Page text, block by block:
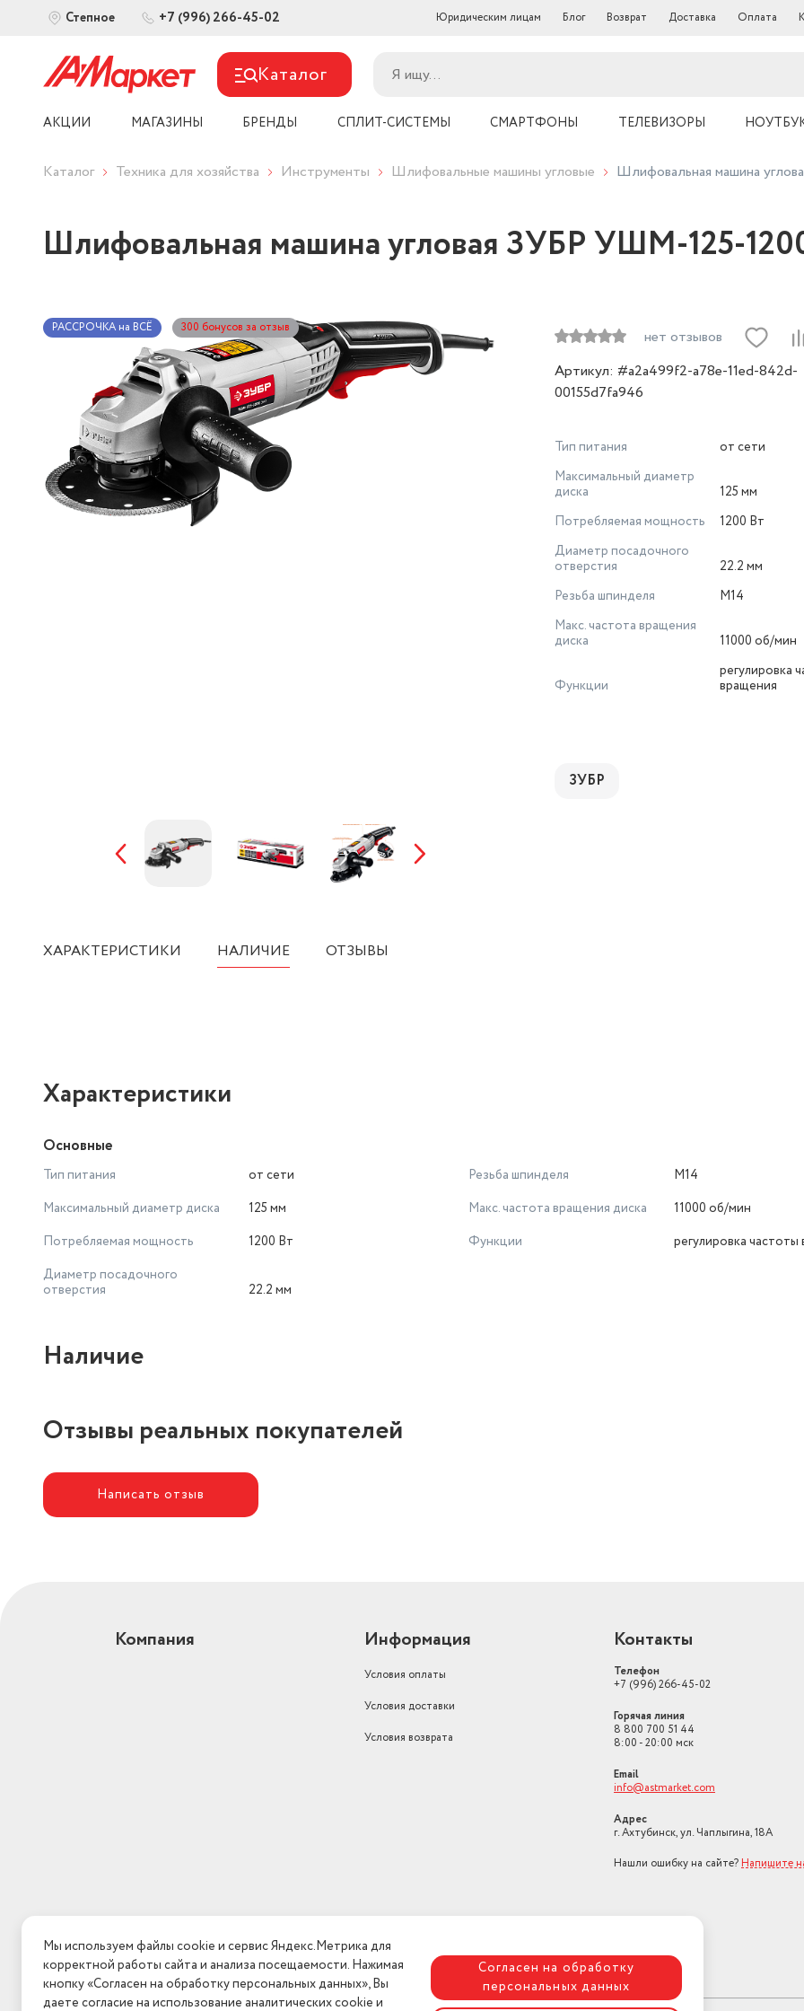
Степное +7 (996) 266-45-02 Юридическим лицам Блог Возврат Доставка Оплата
Каталог
АКЦИИ МАГАЗИНЫ БРЕНДЫ СПЛИТ-СИСТЕМЫ СМАРТФОНЫ ТЕЛЕВИЗОРЫ
Каталог Техника для хозяйства Инструменты Шлифовальные машины угловые Шлифовальная машина
Шлифовальная машина угловая ЗУБР УШМ-125-
РАССРОЧКА на ВСЁ 300 бонусов за отзыв
нет отзывов
Артикул: #a2a499f2-a78e-11ed-842d-
00155d7fa946
Тип питания
от сети
Максимальный диаметр
диска
125 мм
Потребляемая мощность
1200 Вт
Диаметр посадочного
отверстия
22.2 мм
Резьба шпинделя
M14
Макс. частота вращения
диска
11000 об/мин
Функции
регулировка
вращения
ЗУБР
ХАРАКТЕРИСТИКИ НАЛИЧИЕ ОТЗЫВЫ
Характеристики
Основные
Тип питания
от сети
Максимальный диаметр диска
125 мм
Потребляемая мощность
1200 Вт
Диаметр посадочного
отверстия
22.2 мм
Резьба шпинделя
M14
Макс. частота вращения диска
11000 об/мин
Функции
регулировка
Наличие
Отзывы реальных покупателей
Написать отзыв
Компания Информация
Условия оплаты
Условия доставки
Условия возврата
Контакты
Телефон
+7 (996) 266-45-02
Горячая линия
8 800 700 51 44
8:00 - 20:00 мск
Email
info@astmarket.com
Адрес
г. Ахтубинск, ул. Чаплыгина, 18А
Нашли ошибку на сайте? Напишите
Мы используем файлы cookie и сервис Яндекс.Метрика для
корректной работы сайта и анализа посещаемости. Нажимая
кнопку «Согласен на обработку персональных данных», Вы
даете согласие на использование аналитических cookie и
Согласен на обработку
персональных данных